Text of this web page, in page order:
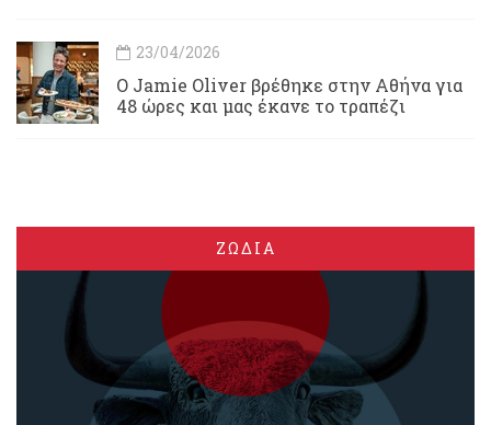
23/04/2026
Ο Jamie Oliver βρέθηκε στην Αθήνα για
48 ώρες και μας έκανε το τραπέζι
ΖΩΔΙΑ